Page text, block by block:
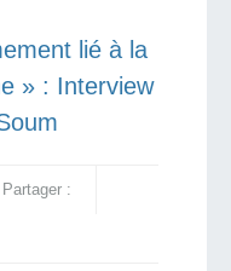
lié à la
» : Interview
Partager :